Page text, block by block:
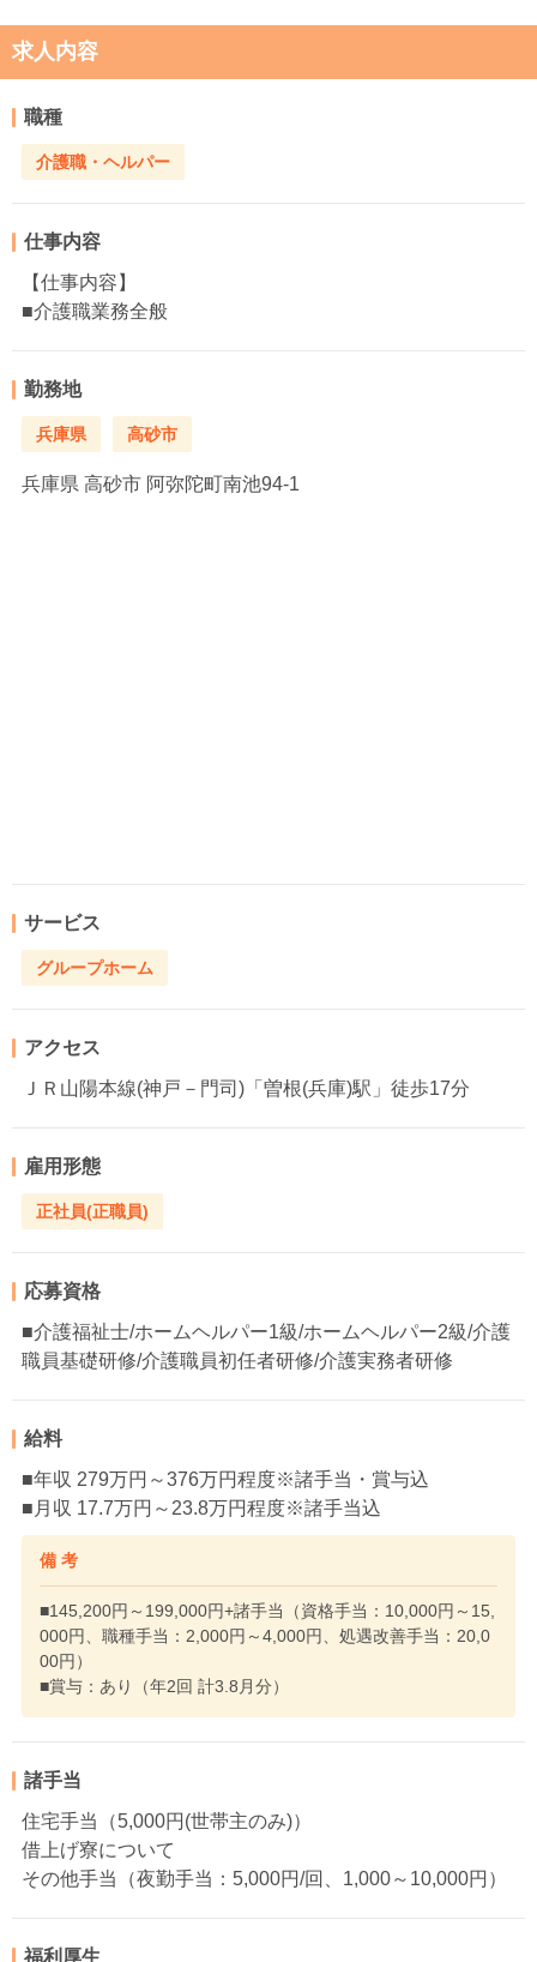
求人内容
職種
介護職・ヘルパー
仕事内容
【仕事内容】
■介護職業務全般
勤務地
兵庫県 高砂市
兵庫県 高砂市 阿弥陀町南池94-1
サービス
グループホーム
アクセス
ＪＲ山陽本線(神戸－門司)「曽根(兵庫)駅」徒歩17分
雇用形態
正社員(正職員)
応募資格
■介護福祉士/ホームヘルパー1級/ホームヘルパー2級/介護
職員基礎研修/介護職員初任者研修/介護実務者研修
給料
■年収 279万円～376万円程度※諸手当・賞与込
■月収 17.7万円～23.8万円程度※諸手当込
備 考
■145,200円～199,000円+諸手当（資格手当：10,000円～15,
000円、職種手当：2,000円～4,000円、処遇改善手当：20,0
00円）
■賞与：あり（年2回 計3.8月分）
諸手当
住宅手当（5,000円(世帯主のみ)）
借上げ寮について
その他手当（夜勤手当：5,000円/回、1,000～10,000円）
福利厚生